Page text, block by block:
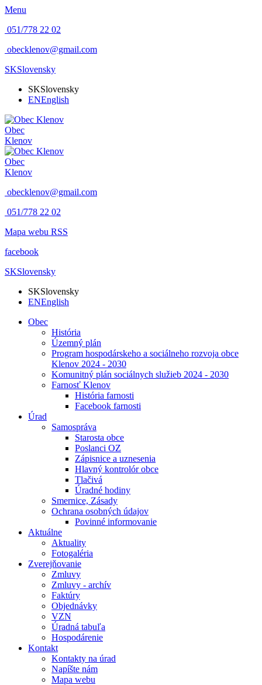
Menu
051/778 22 02
obecklenov@gmail.com
SKSlovensky
SKSlovensky
ENEnglish
Obec
Klenov
Obec
Klenov
obecklenov@gmail.com
051/778 22 02
Mapa webu RSS
facebook
SKSlovensky
SKSlovensky
ENEnglish
Obec
História
Územný plán
Program hospodárskeho a sociálneho rozvoja obce
Klenov 2024 - 2030
Komunitný plán sociálnych služieb 2024 - 2030
Farnosť Klenov
História farnosti
Facebook farnosti
Úrad
Samospráva
Starosta obce
Poslanci OZ
Zápisnice a uznesenia
Hlavný kontrolór obce
Tlačivá
Úradné hodiny
Smernice, Zásady
Ochrana osobných údajov
Povinné informovanie
Aktuálne
Aktuality
Fotogaléria
Zverejňovanie
Zmluvy
Zmluvy - archív
Faktúry
Objednávky
VZN
Úradná tabuľa
Hospodárenie
Kontakt
Kontakty na úrad
Napíšte nám
Mapa webu